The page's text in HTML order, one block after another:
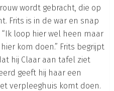
wordt gebracht, die op
Frits is in de war en snap
loop hier wel heen maar
kom doen.” Frits begrijpt
hij Claar aan tafel ziet
geeft hij haar een
verpleeghuis komt doen.